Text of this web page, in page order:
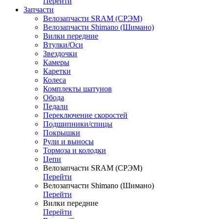
Запчасти
Велозапчасти SRAM (СРЭМ)
Велозапчасти Shimano (Шимано)
Вилки передние
Втулки/Оси
Звездочки
Камеры
Каретки
Колеса
Комплекты шатунов
Обода
Педали
Переключение скоростей
Подшипники/спицы
Покрышки
Рули и выносы
Тормоза и колодки
Цепи
Велозапчасти SRAM (СРЭМ)
Перейти
Велозапчасти Shimano (Шимано)
Перейти
Вилки передние
Перейти